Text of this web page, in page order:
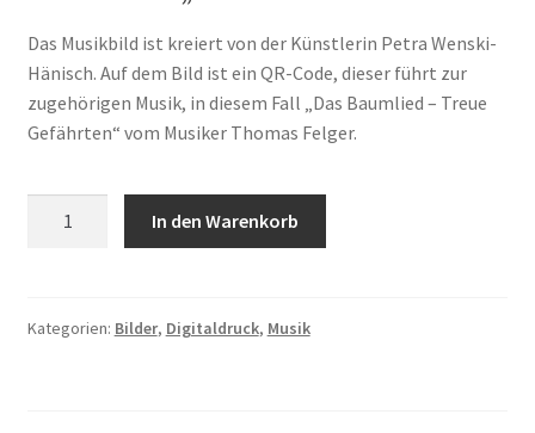
Das Musikbild ist kreiert von der Künstlerin Petra Wenski-
Hänisch. Auf dem Bild ist ein QR-Code, dieser führt zur
zugehörigen Musik, in diesem Fall „Das Baumlied – Treue
Gefährten“ vom Musiker Thomas Felger.
Treue
In den Warenkorb
Kategorien: Bilder, Digitaldruck, Musik